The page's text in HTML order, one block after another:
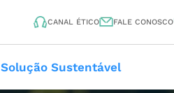
CANAL ÉTICO FALE CONOSCO
Solução Sustentável